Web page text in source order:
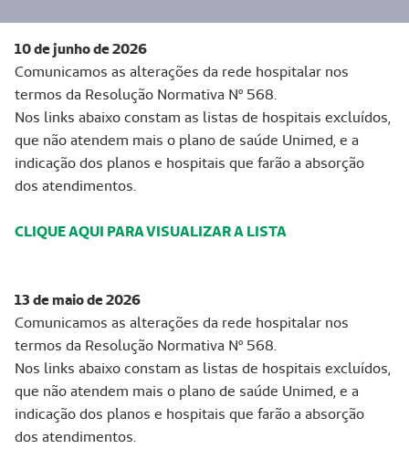
10 de junho de 2026
Comunicamos as alterações da rede hospitalar nos
termos da Resolução Normativa Nº 568.
Nos links abaixo constam as listas de hospitais excluídos,
que não atendem mais o plano de saúde Unimed, e a
indicação dos planos e hospitais que farão a absorção
dos atendimentos.
CLIQUE AQUI PARA VISUALIZAR A LISTA
13 de maio de 2026
Comunicamos as alterações da rede hospitalar nos
termos da Resolução Normativa Nº 568.
Nos links abaixo constam as listas de hospitais excluídos,
que não atendem mais o plano de saúde Unimed, e a
indicação dos planos e hospitais que farão a absorção
dos atendimentos.